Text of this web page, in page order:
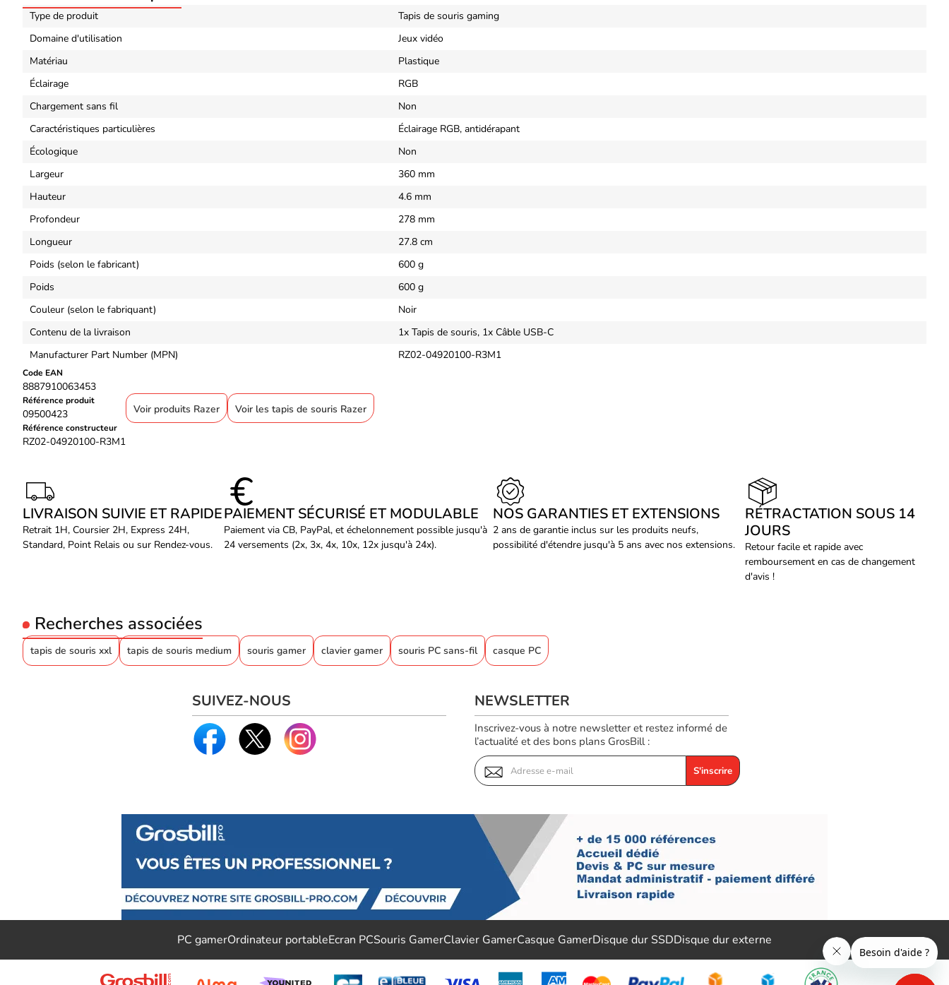
Type de produit
Tapis de souris gaming
Domaine d'utilisation
Jeux vidéo
Matériau
Plastique
Éclairage
RGB
Chargement sans fil
Non
Caractéristiques particulières
Éclairage RGB, antidérapant
Écologique
Non
Largeur
360 mm
Hauteur
4.6 mm
Profondeur
278 mm
Longueur
27.8 cm
Poids (selon le fabricant)
600 g
Poids
600 g
Couleur (selon le fabriquant)
Noir
Contenu de la livraison
1x Tapis de souris, 1x Câble USB-C
Manufacturer Part Number (MPN)
RZ02-04920100-R3M1
Code EAN
8887910063453
Référence produit
09500423
Référence constructeur
RZ02-04920100-R3M1
Voir produits Razer Voir les tapis de souris Razer
LIVRAISON SUIVIE ET RAPIDE
Retrait 1H, Coursier 2H, Express 24H,
Standard, Point Relais ou sur Rendez-vous.
PAIEMENT SÉCURISÉ ET MODULABLE
Paiement via CB, PayPal, et échelonnement possible jusqu'à
24 versements (2x, 3x, 4x, 10x, 12x jusqu'à 24x).
NOS GARANTIES ET EXTENSIONS
2 ans de garantie inclus sur les produits neufs,
possibilité d'étendre jusqu'à 5 ans avec nos extensions.
RÉTRACTATION SOUS 14
JOURS
Retour facile et rapide avec
remboursement en cas de changement
d'avis !
Recherches associées
tapis de souris xxl tapis de souris medium souris gamer clavier gamer souris PC sans-fil casque PC
SUIVEZ-NOUS NEWSLETTER
Inscrivez-vous à notre newsletter et restez informé de
l’actualité et des bons plans GrosBill :
S'inscrire
PC gamerOrdinateur portableEcran PCSouris GamerClavier GamerCasque GamerDisque dur SSDDisque dur externe